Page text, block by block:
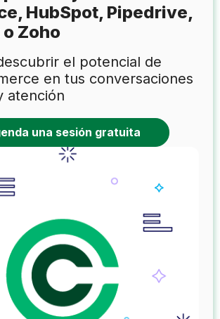
HubSpot, Pipedrive,
Zoho
el potencial de
en tus conversaciones
atención
una sesión gratuita